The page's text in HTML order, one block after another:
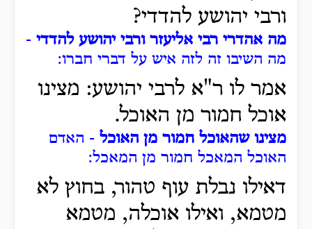
ורבי יהושע להדדי?
מה אהדרי רבי אליעזר ורבי יהושע להדדי -
מה השיבו זה לזה איש על דברי חברו:
אמר לו ר"א לרבי יהושע: מצינו
אוכל חמור מן האוכל.
מצינו שהאוכל חמור מן האוכל - האדם
האוכל המאכל חמור מן המאכל:
דאילו נבלת עוף טהור, בחוץ לא
מטמא, ואילו אוכלה, מטמא